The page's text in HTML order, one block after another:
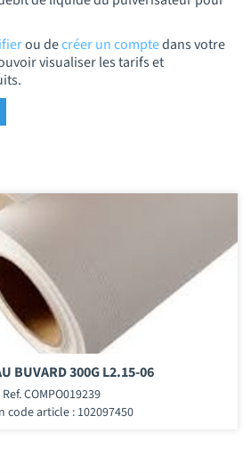
ou decréer un comptedans votre
visualiser les tarifs et
BUVARD 300G L2.15-06
Ref. COMPO019239
code article : 102097450